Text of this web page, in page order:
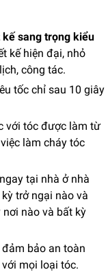
kế sang trọng kiểu
kế hiện đại, nhỏ
công tác.
tốc chỉ sau 10 giây
với tóc được làm từ
làm cháy tóc
tại nhà ở nhà
trở ngại nào và
nào và bất kỳ
bảo an toàn
mọi loại tóc.